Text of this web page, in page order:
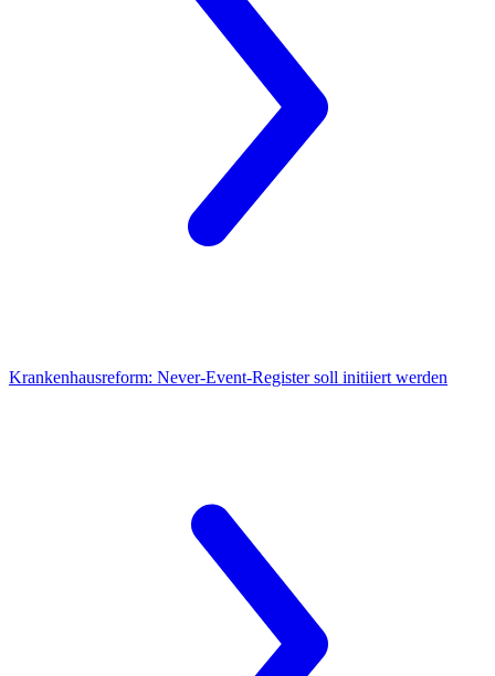
Krankenhausreform: Never-Event-Register soll initiiert werden